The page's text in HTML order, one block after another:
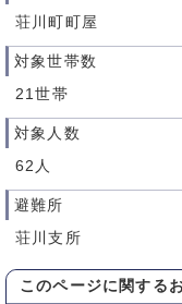
荘川町町屋
対象世帯数
21世帯
対象人数
62人
避難所
荘川支所
このページに関する